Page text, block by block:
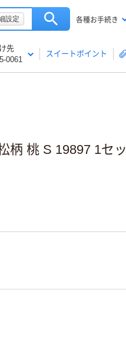
設定 各種お手続き
先
0061
スイートポイント
柄 桃 S 19897 1セッ